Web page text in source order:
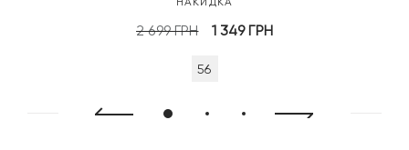
2 699ГРН
Оригінальна
2
1 349ГРН
56